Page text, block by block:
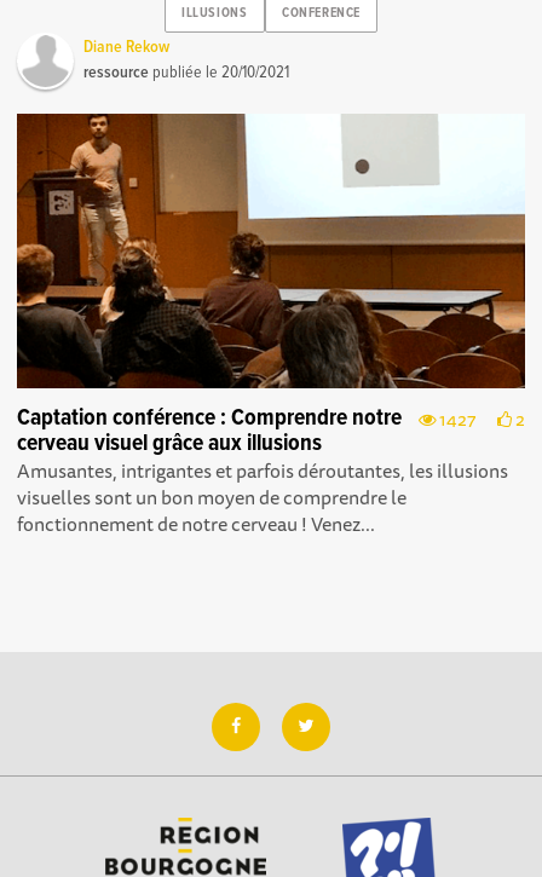
ILLUSIONS CONFERENCE
Diane Rekow
ressource publiée le20/10/2021
1427 2
Captation conférence : Comprendre notre
cerveau visuel grâce aux illusions
Amusantes, intrigantes et parfois déroutantes, les illusions
visuelles sont un bon moyen de comprendre le
fonctionnement de notre cerveau ! Venez...